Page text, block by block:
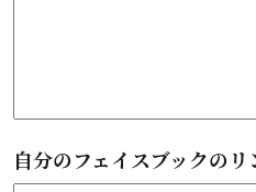
自分のフェイスブックのリ